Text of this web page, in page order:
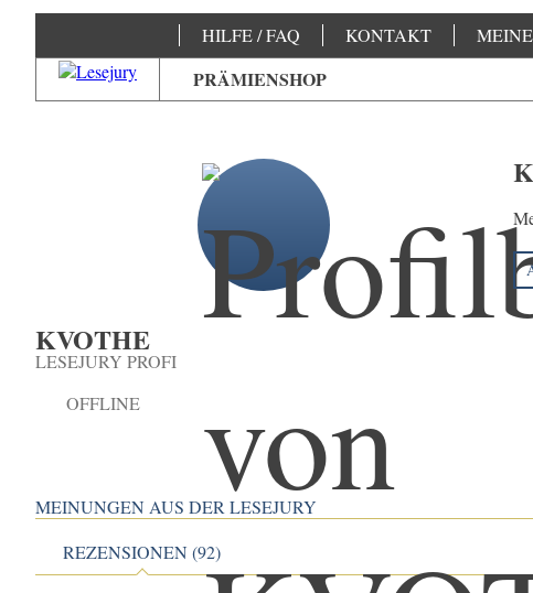
HILFE / FAQ KONTAKT
PRÄMIENSHOP
KVOTHE
LESEJURY PROFI
OFFLINE
MEINUNGEN AUS DER LESEJURY
REZENSIONEN (92)